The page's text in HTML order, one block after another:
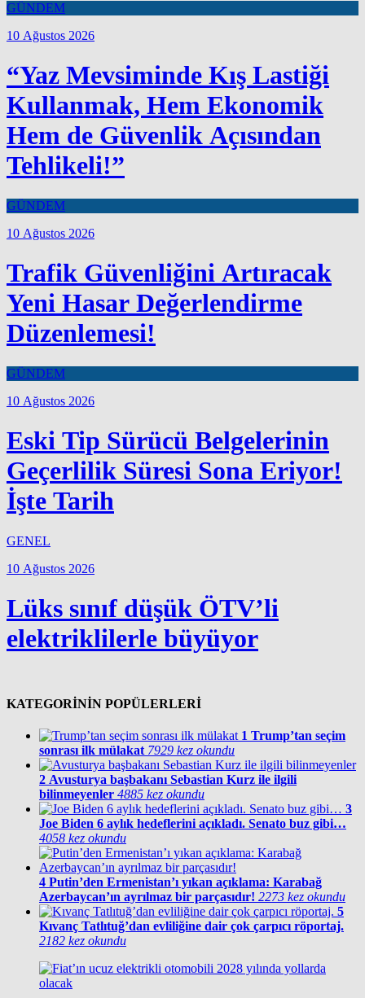
GÜNDEM
10 Ağustos 2026
“Yaz Mevsiminde Kış Lastiği
Kullanmak, Hem Ekonomik
Hem de Güvenlik Açısından
Tehlikeli!”
GÜNDEM
10 Ağustos 2026
Trafik Güvenliğini Artıracak
Yeni Hasar Değerlendirme
Düzenlemesi!
GÜNDEM
10 Ağustos 2026
Eski Tip Sürücü Belgelerinin
Geçerlilik Süresi Sona Eriyor!
İşte Tarih
GENEL
10 Ağustos 2026
Lüks sınıf düşük ÖTV’li
elektriklilerle büyüyor
KATEGORİNİN POPÜLERLERİ
1 Trump’tan seçim
sonrası ilk mülakat 7929 kez okundu
2 Avusturya başbakanı Sebastian Kurz ile ilgili
bilinmeyenler 4885 kez okundu
3
Joe Biden 6 aylık hedeflerini açıkladı. Senato buz gibi…
4058 kez okundu
4 Putin’den Ermenistan’ı yıkan açıklama: Karabağ
Azerbaycan’ın ayrılmaz bir parçasıdır! 2273 kez okundu
5
Kıvanç Tatlıtuğ’dan evliliğine dair çok çarpıcı röportaj.
2182 kez okundu